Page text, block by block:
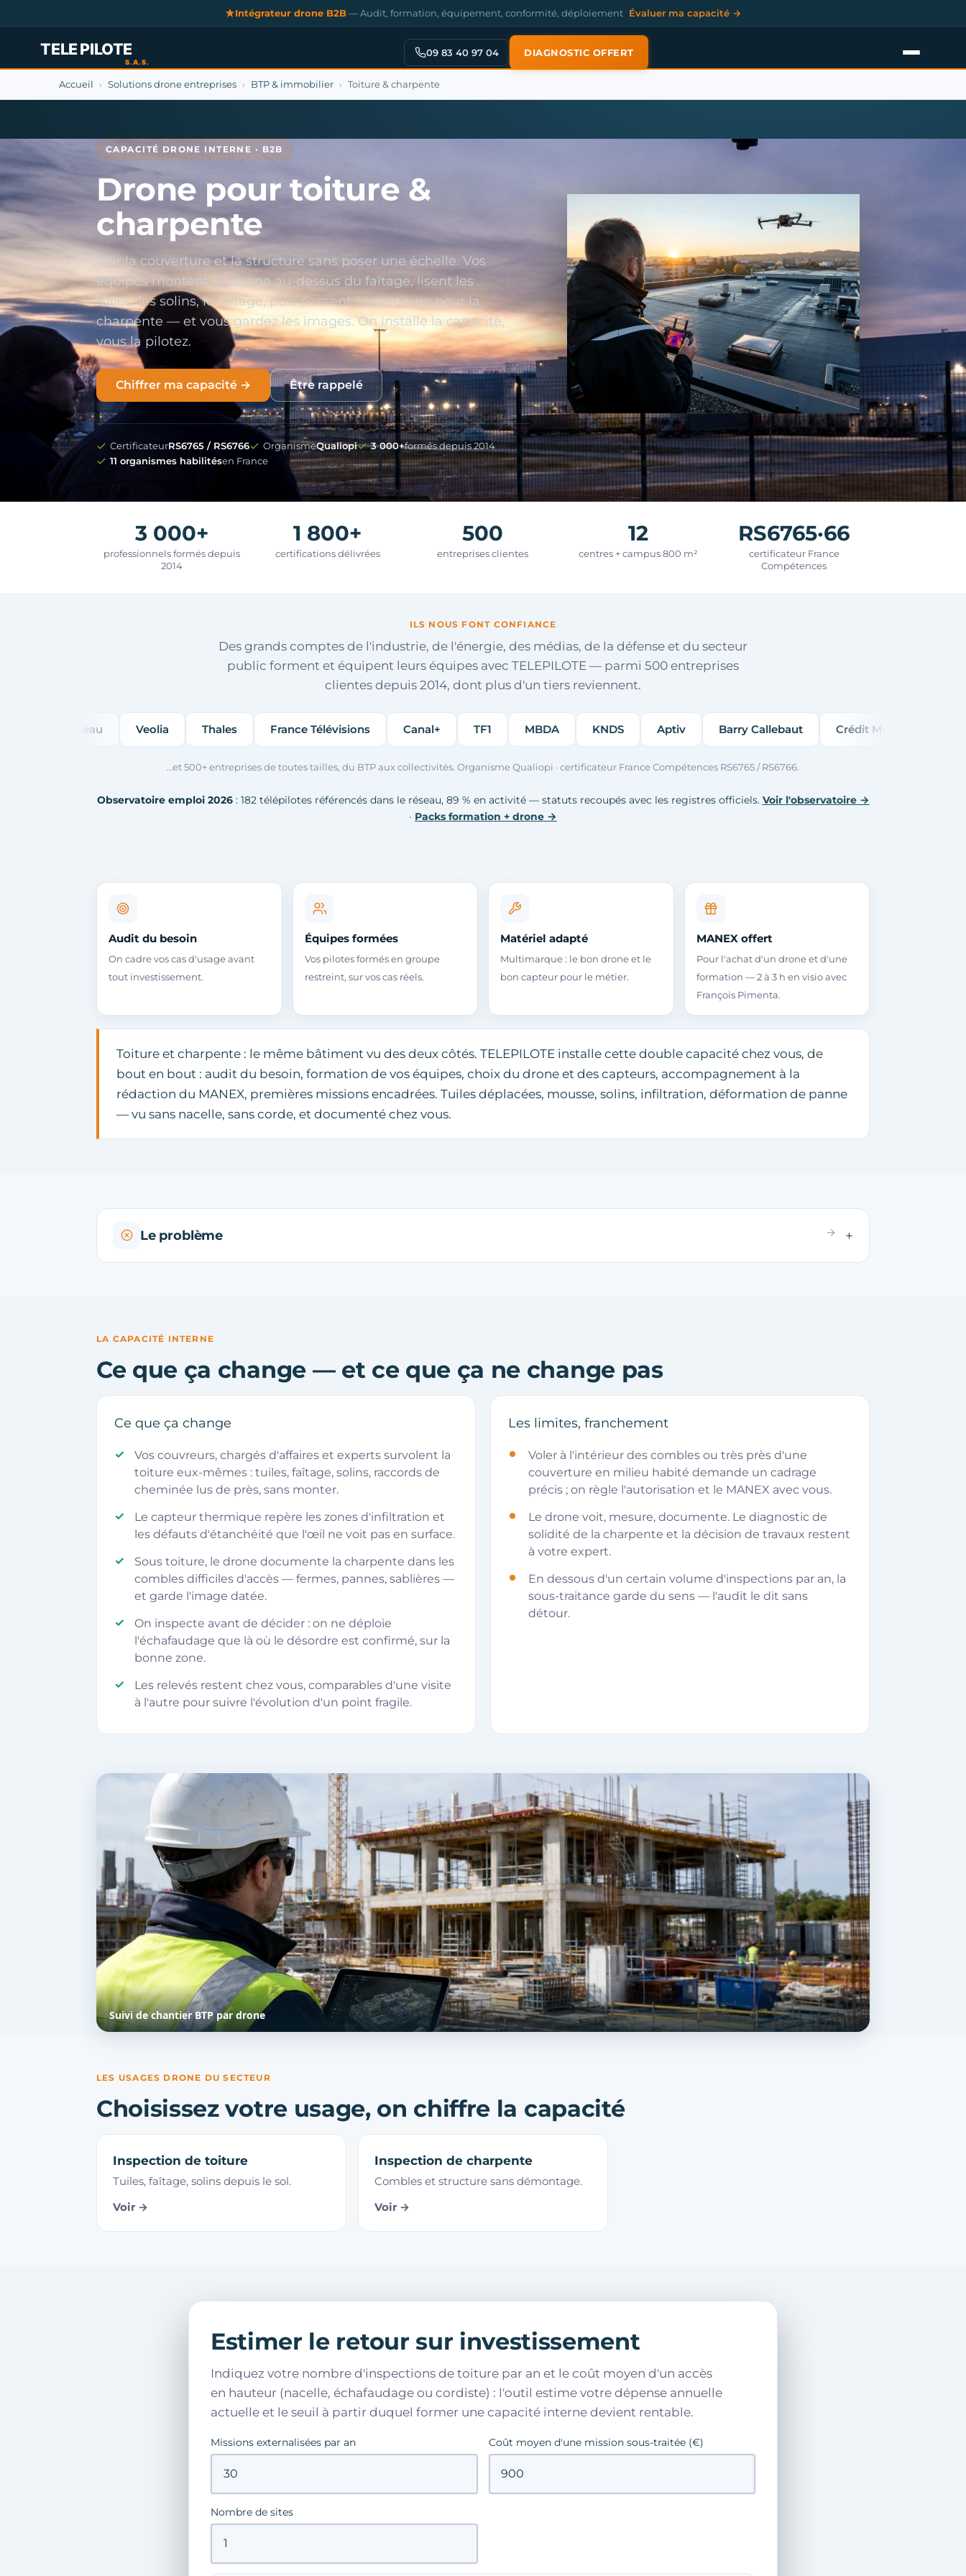
Intégrateur drone B2B— Audit, formation, équipement, conformité, déploiement Évaluer ma capacité →
09 83 40 97 04 DIAGNOSTIC OFFERT
Accueil › Solutions drone entreprises › BTP & immobilier › Toiture & charpente
CAPACITÉ DRONE INTERNE · B2B
Drone pour toiture &
charpente
Voir la couverture et la structure sans poser une échelle. Vos
équipes montent un drone au-dessus du faîtage, lisent les
tuiles, les solins, le faîtage, puis passent sous toiture pour la
charpente — et vous gardez les images. On installe la capacité,
vous la pilotez.
Chiffrer ma capacité → Être rappelé
CertificateurRS6765 / RS6766 OrganismeQualiopi 3 000+formés depuis 2014
11 organismes habilitésen France
3 000+
professionnels formés depuis
2014
1 800+
certifications délivrées
500
entreprises clientes
12
centres + campus 800 m²
RS6765·66
certificateur France
Compétences
ILS NOUS FONT CONFIANCE
Des grands comptes de l'industrie, de l'énergie, des médias, de la défense et du secteur
public forment et équipent leurs équipes avec TELEPILOTE — parmi 500 entreprises
clientes depuis 2014, dont plus d'un tiers reviennent.
Veolia Thales France Télévisions Canal+ TF1 MBDA KNDS Aptiv Barry Callebaut Crédit Mutuel Axéréal
…et 500+ entreprises de toutes tailles, du BTP aux collectivités. Organisme Qualiopi · certificateur France Compétences RS6765 / RS6766.
Observatoire emploi 2026: 182 télépilotes référencés dans le réseau, 89 % en activité — statuts recoupés avec les registres officiels. Voir l'observatoire →
· Packs formation + drone →
Audit du besoin
On cadre vos cas d'usage avant
tout investissement.
Équipes formées
Vos pilotes formés en groupe
restreint, sur vos cas réels.
Matériel adapté
Multimarque : le bon drone et le
bon capteur pour le métier.
MANEX offert
Pour l'achat d'un drone et d'une
formation — 2 à 3 h en visio avec
François Pimenta.
Toiture et charpente : le même bâtiment vu des deux côtés. TELEPILOTE installe cette double capacité chez vous, de
bout en bout : audit du besoin, formation de vos équipes, choix du drone et des capteurs, accompagnement à la
rédaction du MANEX, premières missions encadrées. Tuiles déplacées, mousse, solins, infiltration, déformation de panne
— vu sans nacelle, sans corde, et documenté chez vous.
Le problème
LA CAPACITÉ INTERNE
Ce que ça change — et ce que ça ne change pas
Ce que ça change
Vos couvreurs, chargés d'affaires et experts survolent la
toiture eux-mêmes : tuiles, faîtage, solins, raccords de
cheminée lus de près, sans monter.
Le capteur thermique repère les zones d'infiltration et
les défauts d'étanchéité que l'œil ne voit pas en surface.
Sous toiture, le drone documente la charpente dans les
combles difficiles d'accès — fermes, pannes, sablières —
et garde l'image datée.
On inspecte avant de décider : on ne déploie
l'échafaudage que là où le désordre est confirmé, sur la
bonne zone.
Les relevés restent chez vous, comparables d'une visite
à l'autre pour suivre l'évolution d'un point fragile.
Les limites, franchement
Voler à l'intérieur des combles ou très près d'une
couverture en milieu habité demande un cadrage
précis ; on règle l'autorisation et le MANEX avec vous.
Le drone voit, mesure, documente. Le diagnostic de
solidité de la charpente et la décision de travaux restent
à votre expert.
En dessous d'un certain volume d'inspections par an, la
sous-traitance garde du sens — l'audit le dit sans
détour.
Suivi de chantier BTP par drone
LES USAGES DRONE DU SECTEUR
Choisissez votre usage, on chiffre la capacité
Inspection de toiture
Tuiles, faîtage, solins depuis le sol.
Voir →
Inspection de charpente
Combles et structure sans démontage.
Voir →
Estimer le retour sur investissement
Indiquez votre nombre d'inspections de toiture par an et le coût moyen d'un accès
en hauteur (nacelle, échafaudage ou cordiste) : l'outil estime votre dépense annuelle
actuelle et le seuil à partir duquel former une capacité interne devient rentable.
Missions externalisées par an Coût moyen d'une mission sous-traitée (€)
Nombre de sites